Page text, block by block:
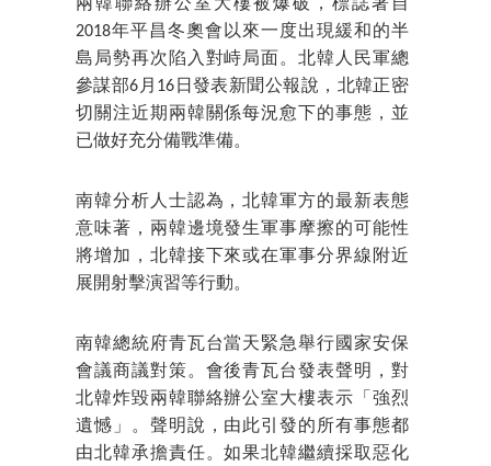
兩韓聯絡辦公室大樓被爆破，標誌著自
2018年平昌冬奧會以來一度出現緩和的半
島局勢再次陷入對峙局面。北韓人民軍總
參謀部6月16日發表新聞公報說，北韓正密
切關注近期兩韓關係每況愈下的事態，並
已做好充分備戰準備。
南韓分析人士認為，北韓軍方的最新表態
意味著，兩韓邊境發生軍事摩擦的可能性
將增加，北韓接下來或在軍事分界線附近
展開射擊演習等行動。
南韓總統府青瓦台當天緊急舉行國家安保
會議商議對策。會後青瓦台發表聲明，對
北韓炸毀兩韓聯絡辦公室大樓表示「強烈
遺憾」。聲明說，由此引發的所有事態都
由北韓承擔責任。如果北韓繼續採取惡化